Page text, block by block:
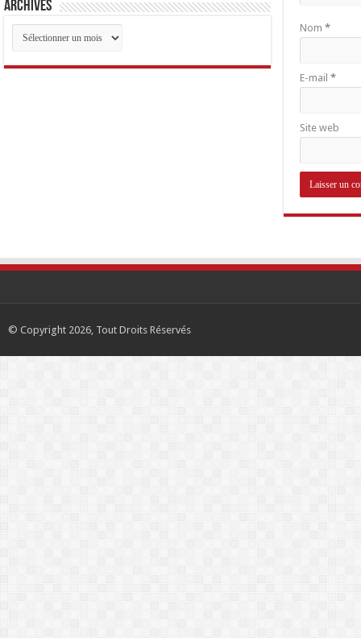
Nom *
E-mail *
Site web
Archives
Archives
© Copyright 2026, Tout Droits Réservés